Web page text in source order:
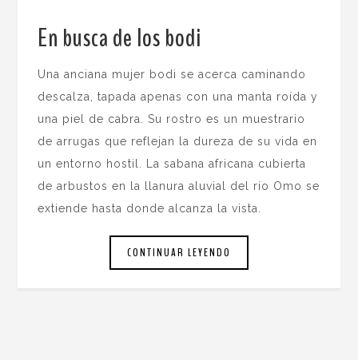
En busca de los bodi
Una anciana mujer bodi se acerca caminando
descalza, tapada apenas con una manta roída y
una piel de cabra. Su rostro es un muestrario
de arrugas que reflejan la dureza de su vida en
un entorno hostil. La sabana africana cubierta
de arbustos en la llanura aluvial del río Omo se
extiende hasta donde alcanza la vista.
CONTINUAR LEYENDO